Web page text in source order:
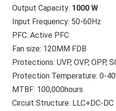
Output Capacity: 1000 W
Input Frequency: 50-60Hz
PFC: Active PFC
Fan size: 120MM FDB
Protections: UVP, OVP, OPP,
Protection Temperature: 0-
MTBF: 100,000hours
Circuit Structure: LLC+DC-DC